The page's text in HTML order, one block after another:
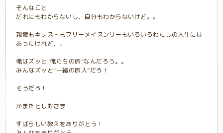
そんなこと
だれにもわからないし、自分もわからないけど。。
親鸞もキリストもフリーメイスンリーもいろいろわたしの人生には
あったけれど、、
俺はズッと“俺たちの旅”なんだろう。。
みんなズッと“一緒の旅人”だろ！
そうだろ！
かまたとしおさま
すばらしい教えをありがとう！